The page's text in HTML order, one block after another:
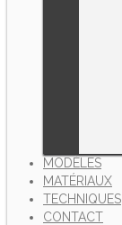
MODÈLES
MATÉRIAUX
TECHNIQUES
CONTACT